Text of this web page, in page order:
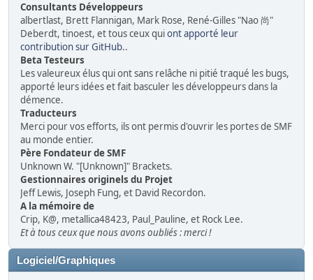
Consultants Développeurs
albertlast, Brett Flannigan, Mark Rose, René-Gilles "Nao 尚"
Deberdt, tinoest, et tous ceux quiont apporté leur
contribution sur GitHub..
Beta Testeurs
Les valeureux élus qui ont sans relâche ni pitié traqué les bugs,
apporté leurs idées et fait basculer les développeurs dans la
démence.
Traducteurs
Merci pour vos efforts, ils ont permis d'ouvrir les portes de SMF
au monde entier.
Père Fondateur de SMF
Unknown W. "[Unknown]" Brackets.
Gestionnaires originels du Projet
Jeff Lewis, Joseph Fung, et David Recordon.
A la mémoire de
Crip, K@, metallica48423, Paul_Pauline, et Rock Lee.
Et à tous ceux que nous avons oubliés : merci !
Logiciel/Graphiques